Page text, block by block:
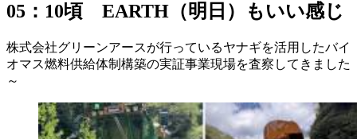
05：10頃 EARTH（明日）もいい感じ
株式会社グリーンアースが行っているヤナギを活用したバイ
オマス燃料供給体制構築の実証事業現場を査察してきました
～